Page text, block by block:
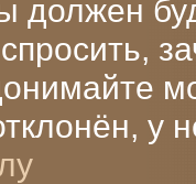
должен
у